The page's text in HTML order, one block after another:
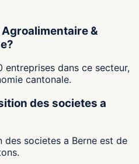
&
entreprises dans ce secteur,
cantonale.
des societes a
societes a Berne est de